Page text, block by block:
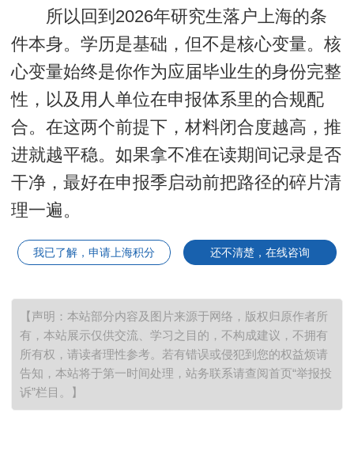
所以回到2026年研究生落户上海的条
件本身。学历是基础，但不是核心变量。核
心变量始终是你作为应届毕业生的身份完整
性，以及用人单位在申报体系里的合规配
合。在这两个前提下，材料闭合度越高，推
进就越平稳。如果拿不准在读期间记录是否
干净，最好在申报季启动前把路径的碎片清
理一遍。
我已了解，申请上海积分 还不清楚，在线咨询
【声明：本站部分内容及图片来源于网络，版权归原作者所
有，本站展示仅供交流、学习之目的，不构成建议，不拥有
所有权，请读者理性参考。若有错误或侵犯到您的权益烦请
告知，本站将于第一时间处理，站务联系请查阅首页“举报投
诉”栏目。】